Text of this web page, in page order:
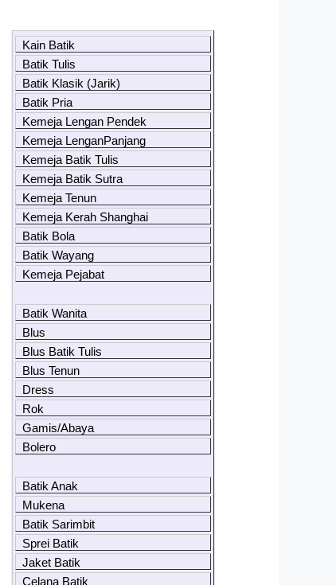
Kain Batik
Batik Tulis
Batik Klasik (Jarik)
Batik Pria
Kemeja Lengan Pendek
Kemeja LenganPanjang
Kemeja Batik Tulis
Kemeja Batik Sutra
Kemeja Tenun
Kemeja Kerah Shanghai
Batik Bola
Batik Wayang
Kemeja Pejabat
Batik Wanita
Blus
Blus Batik Tulis
Blus Tenun
Dress
Rok
Gamis/Abaya
Bolero
Batik Anak
Mukena
Batik Sarimbit
Sprei Batik
Jaket Batik
Celana Batik